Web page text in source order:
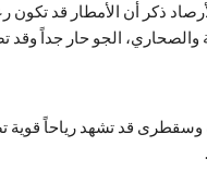
ذكر أن الأمطار قد
الجو حار جداً وقد تصل